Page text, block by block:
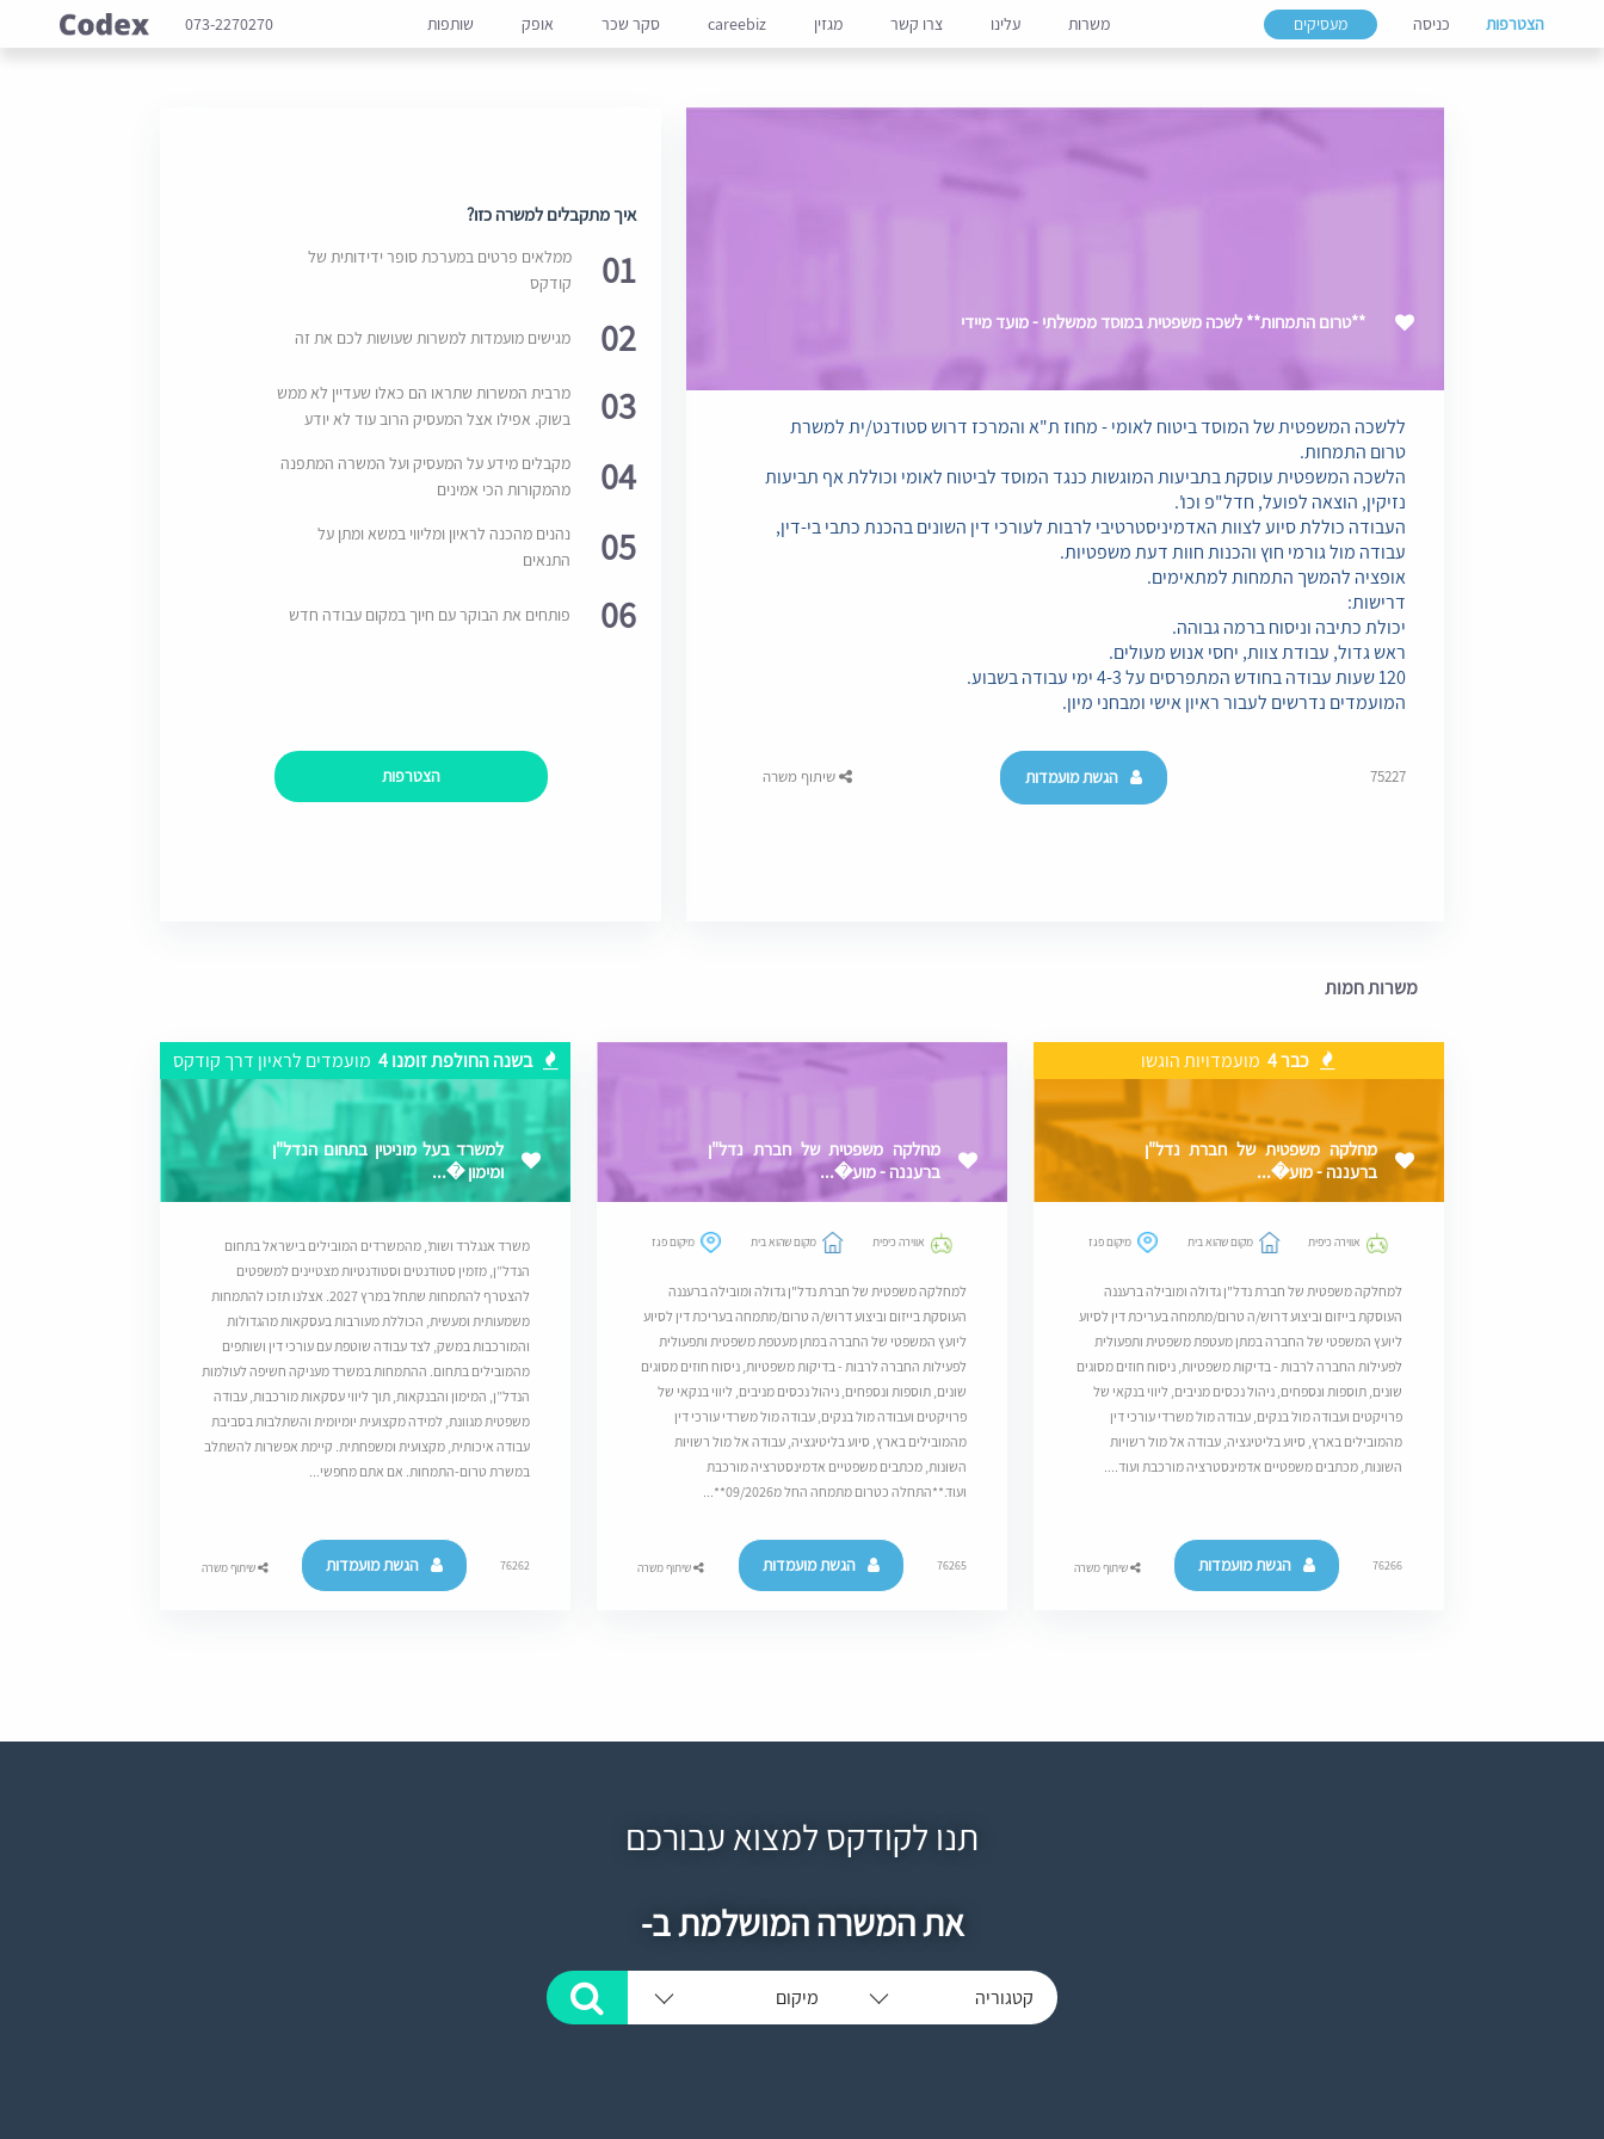
הצטרפות כניסה מעסיקים משרות עלינו צרו קשר מגזין careebiz סקר שכר אופק שותפות 073-2270270
**טרום התמחות** לשכה משפטית במוסד ממשלתי - מועד מיידי
ללשכה המשפטית של המוסד ביטוח לאומי - מחוז ת"א והמרכז דרוש סטודנט/ית למשרת
טרום התמחות.
הלשכה המשפטית עוסקת בתביעות המוגשות כנגד המוסד לביטוח לאומי וכוללת אף תביעות
נזיקין, הוצאה לפועל, חדל"פ וכו'.
העבודה כוללת סיוע לצוות האדמיניסטרטיבי לרבות לעורכי דין השונים בהכנת כתבי בי-דין,
עבודה מול גורמי חוץ והכנות חוות דעת משפטיות.
אופציה להמשך התמחות למתאימים.
דרישות:
יכולת כתיבה וניסוח ברמה גבוהה.
ראש גדול, עבודת צוות, יחסי אנוש מעולים.
120 שעות עבודה בחודש המתפרסים על 4-3 ימי עבודה בשבוע.
המועמדים נדרשים לעבור ראיון אישי ומבחני מיון.
75227 הגשת מועמדות שיתוף משרה
איך מתקבלים למשרה כזו?
01
ממלאים פרטים במערכת סופר ידידותית של
קודקס
02 מגישים מועמדות למשרות שעושות לכם את זה
03
מרבית המשרות שתראו הם כאלו שעדיין לא ממש
בשוק. אפילו אצל המעסיק הרוב עוד לא יודע
04
מקבלים מידע על המעסיק ועל המשרה המתפנה
מהמקורות הכי אמינים
05
נהנים מהכנה לראיון ומליווי במשא ומתן על
התנאים
06 פותחים את הבוקר עם חיוך במקום עבודה חדש
הצטרפות
משרות חמות
כבר 4 מועמדויות הוגשו
מחלקה משפטית של חברת נדל"ן
ברעננה - מוע�...
אווירה כיפית מקום שהוא בית מיקום פגז
למחלקה משפטית של חברת נדל"ן גדולה ומובילה ברעננה
העוסקת בייזום וביצוע דרוש/ה טרום/מתמחה בעריכת דין לסיוע
ליועץ המשפטי של החברה במתן מעטפת משפטית ותפעולית
לפעילות החברה לרבות - בדיקות משפטיות, ניסוח חוזים מסוגים
שונים, תוספות ונספחים, ניהול נכסים מניבים, ליווי בנקאי של
פרויקטים ועבודה מול בנקים, עבודה מול משרדי עורכי דין
מהמובילים בארץ, סיוע בליטיגציה, עבודה אל מול רשויות
השונות, מכתבים משפטיים אדמינסטרציה מורכבת ועוד....
76266 הגשת מועמדות שיתוף משרה
מחלקה משפטית של חברת נדל"ן
ברעננה - מוע�...
אווירה כיפית מקום שהוא בית מיקום פגז
למחלקה משפטית של חברת נדל"ן גדולה ומובילה ברעננה
העוסקת בייזום וביצוע דרוש/ה טרום/מתמחה בעריכת דין לסיוע
ליועץ המשפטי של החברה במתן מעטפת משפטית ותפעולית
לפעילות החברה לרבות - בדיקות משפטיות, ניסוח חוזים מסוגים
שונים, תוספות ונספחים, ניהול נכסים מניבים, ליווי בנקאי של
פרויקטים ועבודה מול בנקים, עבודה מול משרדי עורכי דין
מהמובילים בארץ, סיוע בליטיגציה, עבודה אל מול רשויות
השונות, מכתבים משפטיים אדמינסטרציה מורכבת
ועוד.**התחלה כטרום מתמחה החל מ09/2026**...
76265 הגשת מועמדות שיתוף משרה
בשנה החולפת זומנו 4 מועמדים לראיון דרך קודקס
למשרד בעל מוניטין בתחום הנדל"ן
ומימון �...
משרד אנגלרד ושות’, מהמשרדים המובילים בישראל בתחום
הנדל”ן, מזמין סטודנטים וסטודנטיות מצטיינים למשפטים
להצטרף להתמחות שתחל במרץ 2027. אצלנו תזכו להתמחות
משמעותית ומעשית, הכוללת מעורבות בעסקאות מהגדולות
והמורכבות במשק, לצד עבודה שוטפת עם עורכי דין ושותפים
מהמובילים בתחום. ההתמחות במשרד מעניקה חשיפה לעולמות
הנדל”ן, המימון והבנקאות, תוך ליווי עסקאות מורכבות, עבודה
משפטית מגוונת, למידה מקצועית יומיומית והשתלבות בסביבת
עבודה איכותית, מקצועית ומשפחתית. קיימת אפשרות להשתלב
במשרת טרום-התמחות. אם אתם מחפשי...
76262 הגשת מועמדות שיתוף משרה
תנו לקודקס למצוא עבורכם
את המשרה המושלמת ב-
קטגוריה מיקום